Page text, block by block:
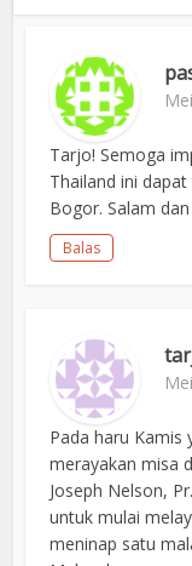
Tarjo! Semoga
Thailand ini
Bogor. Salam
Balas
Pada haru Kamis
merayakan misa
Joseph Nelson,
untuk mulai
meninap satu